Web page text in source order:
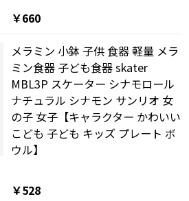
￥660
メラミン 小鉢 子供 食器 軽量 メラ
ミン食器 子ども食器 skater
MBL3P スケーター シナモロール
ナチュラル シナモン サンリオ 女
の子 女子【キャラクター かわいい
こども 子ども キッズ プレート ボ
ウル】
￥528